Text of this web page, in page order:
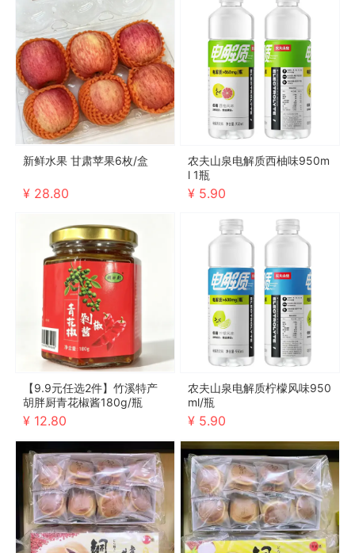
新鲜水果 甘肃苹果6枚/盒
¥ 28.80
农夫山泉电解质西柚味950m
l 1瓶
¥ 5.90
【9.9元任选2件】竹溪特产
胡胖厨青花椒酱180g/瓶
¥ 12.80
农夫山泉电解质柠檬风味950
ml/瓶
¥ 5.90